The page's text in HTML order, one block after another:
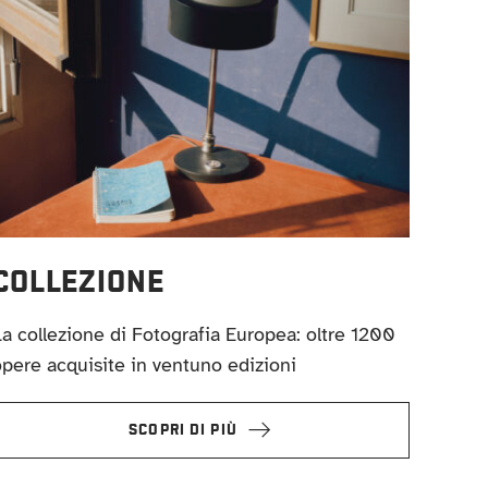
collezione di Fotografia Europea: oltre 1200
acquisite in ventuno edizioni
SCOPRI DI PIÙ